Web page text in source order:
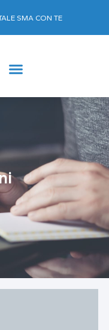
SMA CON TE